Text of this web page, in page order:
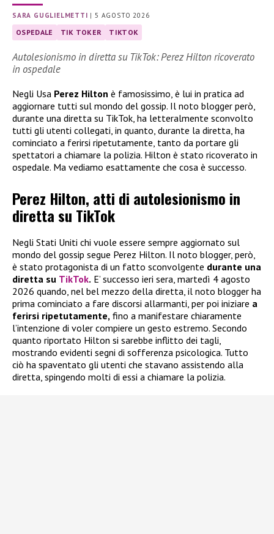
SARA GUGLIELMETTI |5 AGOSTO 2026
OSPEDALE TIK TOKER TIKTOK
Autolesionismo in diretta su TikTok: Perez Hilton ricoverato
in ospedale
Negli Usa Perez Hilton è famosissimo, è lui in pratica ad
aggiornare tutti sul mondo del gossip. Il noto blogger però,
durante una diretta su TikTok, ha letteralmente sconvolto
tutti gli utenti collegati, in quanto, durante la diretta, ha
cominciato a ferirsi ripetutamente, tanto da portare gli
spettatori a chiamare la polizia. Hilton è stato ricoverato in
ospedale. Ma vediamo esattamente che cosa è successo.
Perez Hilton, atti di autolesionismo in
diretta su TikTok
Negli Stati Uniti chi vuole essere sempre aggiornato sul
mondo del gossip segue Perez Hilton. Il noto blogger, però,
è stato protagonista di un fatto sconvolgente durante una
diretta su TikTok. E’ successo ieri sera, martedì 4 agosto
2026 quando, nel bel mezzo della diretta, il noto blogger ha
prima cominciato a fare discorsi allarmanti, per poi iniziare a
ferirsi ripetutamente, fino a manifestare chiaramente
l’intenzione di voler compiere un gesto estremo. Secondo
quanto riportato Hilton si sarebbe inflitto dei tagli,
mostrando evidenti segni di sofferenza psicologica. Tutto
ciò ha spaventato gli utenti che stavano assistendo alla
diretta, spingendo molti di essi a chiamare la polizia.